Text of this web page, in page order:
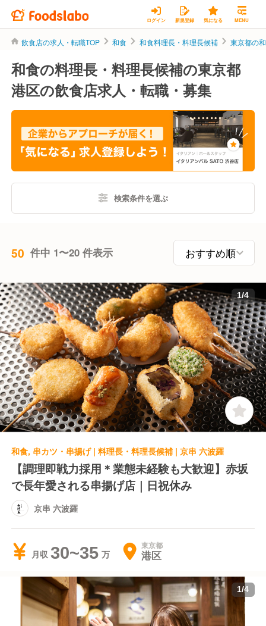
ログイン 新規登録 気になる MENU
飲食店の求人・転職TOP 和食 和食料理長・料理長候補 東京都の
和食の料理長・料理長候補の東京都
港区の飲食店求人・転職・募集
検索条件を選ぶ
50 件中 1〜20 件表示
1/4
和食, 串カツ・串揚げ | 料理長・料理長候補 | 京串 六波羅
【調理即戦力採用＊業態未経験も大歓迎】赤坂
で長年愛される串揚げ店｜日祝休み
京串 六波羅
月収 30~35 東京都
港区
1/4